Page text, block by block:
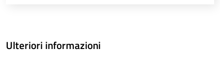
Ulteriori informazioni